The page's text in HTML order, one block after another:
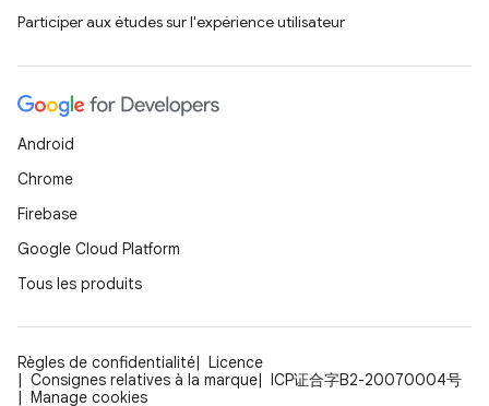
Participer aux études sur l'expérience utilisateur
Android
Chrome
Firebase
Google Cloud Platform
Tous les produits
Règles de confidentialité
Licence
Consignes relatives à la marque
ICP证合字B2-20070004号
Manage cookies